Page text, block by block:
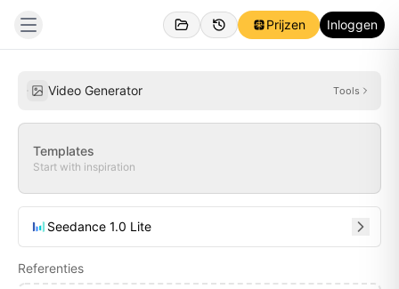
Prijzen Inloggen
Video Generator Tools
Templates
Start with inspiration
Seedance 1.0 Lite
Referenties